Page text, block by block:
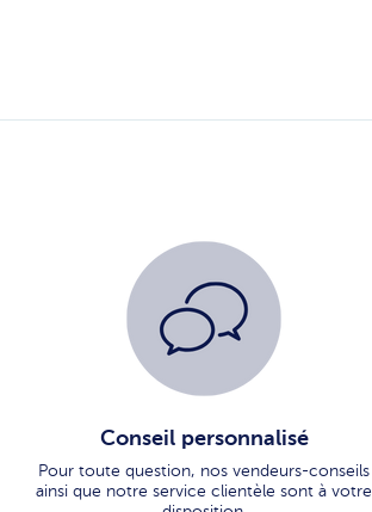
Conseil personnalisé
Pour toute question, nos vendeurs-conseils
ainsi que notre service clientèle sont à votre